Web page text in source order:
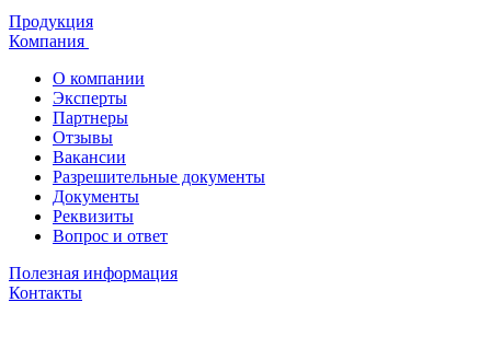
Продукция
Компания
О компании
Эксперты
Партнеры
Отзывы
Вакансии
Разрешительные документы
Документы
Реквизиты
Вопрос и ответ
Полезная информация
Контакты